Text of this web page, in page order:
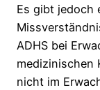
Es gibt jedoch
ADHS bei
medizinischen
nicht im